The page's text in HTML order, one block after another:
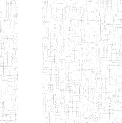
Afficher
ENIEG DE
GUIDER
GTTC
FUNDONG